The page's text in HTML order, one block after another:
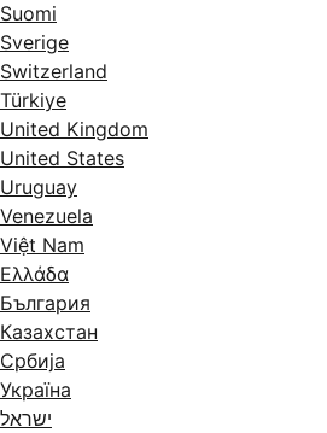
Suomi
Sverige
Switzerland
Türkiye
United Kingdom
United States
Uruguay
Venezuela
Việt Nam
Ελλάδα
България
Казахстан
Србија
Україна
ישראל